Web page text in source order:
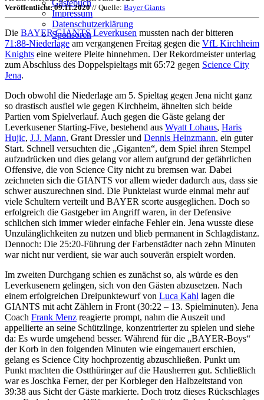
Gästebuch
Impressum
Datenschutzerklärung
Sponsoren
Veröffentlicht: 09.11.2020// Quelle: Bayer Giants
Die BAYER GIANTS Leverkusen mussten nach der bitteren
71:88-Niederlage am vergangenen Freitag gegen die VfL Kirchheim
Knights eine weitere Pleite hinnehmen. Der Rekordmeister unterlag
zum Abschluss des Doppelspieltags mit 65:72 gegen Science City
Jena.
Doch obwohl die Niederlage am 5. Spieltag gegen Jena nicht ganz
so drastisch ausfiel wie gegen Kirchheim, ähnelten sich beide
Partien vom Spielverlauf. Auch gegen die Gäste gelang der
Leverkusener Starting-Five, bestehend aus Wyatt Lohaus, Haris
Hujic, J.J. Mann, Grant Dressler und Dennis Heinzmann, ein guter
Start. Schnell versuchten die „Giganten“, dem Spiel ihren Stempel
aufzudrücken und dies gelang vor allem aufgrund der gefährlichen
Offensive, die von Science City nicht zu bremsen war. Dabei
zeichneten sich die GIANTS vor allem wieder dadurch aus, dass sie
schwer auszurechnen sind. Die Punktelast wurde einmal mehr auf
viele Schultern verteilt und BAYER scorte ausgeglichen. Doch so
erfolgreich die Gastgeber im Angriff waren, in der Defensive
schlichen sich immer wieder einfache Fehler ein. Jena wusste diese
Unzulänglichkeiten zu nutzen und blieb permanent in Schlagdistanz.
Dennoch: Die 25:20-Führung der Farbenstädter nach zehn Minuten
war nicht nur verdient, sie war auch souverän erspielt worden.
Im zweiten Durchgang schien es zunächst so, als würde es den
Leverkusenern gelingen, sich von den Gästen abzusetzen. Nach
einem erfolgreichen Dreipunktewurf von Luca Kahl lagen die
GIANTS mit acht Zählern in Front (30:22 – 13. Spielminuten). Jena
Coach Frank Menz reagierte prompt, nahm die Auszeit und
appellierte an seine Schützlinge, konzentrierter zu spielen und siehe
da: Es wurde umgehend besser. Während für die „BAYER-Boys“
der Korb in den folgenden Minuten wie eingemauert erschien,
gelang es Science City hochprozentig abzuschließen. Punkt um
Punkt machten die Ostthüringer auf die Hausherren gut. Schließlich
war es Joschka Ferner, der per Korbleger den Halbzeitstand von
39:38 aus Sicht der Gäste markierte. Doch trotz dieses Rückschlages